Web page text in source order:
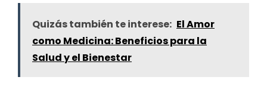
Quizás también te interese: El Amor
como Medicina: Beneficios para la
Salud y el Bienestar